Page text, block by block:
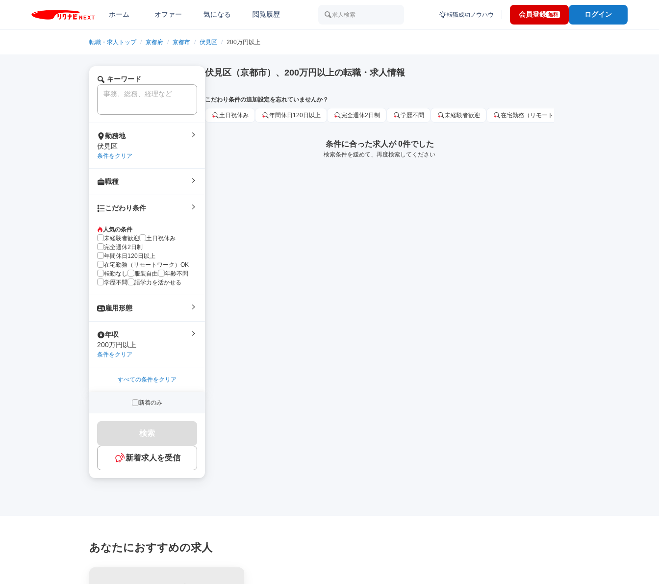
ホーム オファー 気になる 閲覧履歴 求人検索 転職成功ノウハウ 会員登録 無料 ログイン
転職・求人トップ / 京都府 / 京都市 / 伏見区 / 200万円以上
キーワード
勤務地
伏見区
条件をクリア
職種
こだわり条件
人気の条件
未経験者歓迎
土日祝休み
完全週休2日制
年間休日120日以上
在宅勤務（リモートワーク）OK
転勤なし
服装自由
年齢不問
学歴不問
語学力を活かせる
雇用形態
年収
200万円以上
条件をクリア
すべての条件をクリア
新着のみ
検索
新着求人を受信
伏見区（京都市）、200万円以上の転職・求人情報
こだわり条件の追加設定を忘れていませんか？
土日祝休み 年間休日120日以上 完全週休2日制 学歴不問 未経験者歓迎 在宅勤務（リモートワーク）OK
条件に合った求人が 0件でした
検索条件を緩めて、再度検索してください
あなたにおすすめの求人